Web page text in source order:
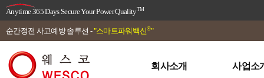
Anytime 365 Days Secure Your Power QualityTM
순간정전 사고예방 솔루션 - "스마트파워백신®"
회사소개 사업소